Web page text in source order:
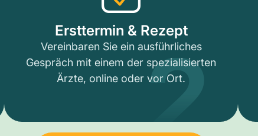
Ersttermin & Rezept
Vereinbaren Sie ein ausführliches
Gespräch mit einem der spezialisierten
Ärzte, online oder vor Ort.
2